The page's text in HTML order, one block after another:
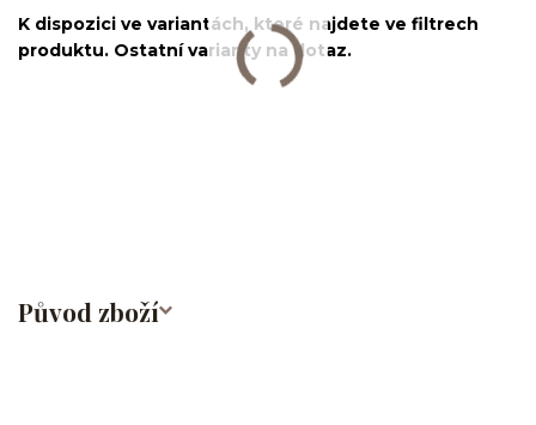
K dispozici ve variantách, které najdete ve filtrech
produktu. Ostatní varianty na dotaz.
Původ zboží